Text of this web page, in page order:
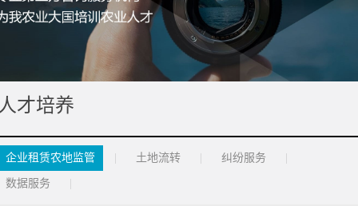
才培养
企业租赁农地监管 土地流转 纠纷服务
数据服务